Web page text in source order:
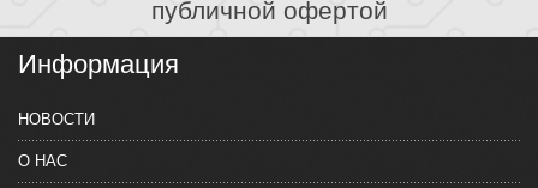
публичной офертой
Информация
НОВОСТИ
О НАС